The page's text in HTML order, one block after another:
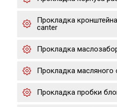
Прокладка
canter
Прокладка
Прокладка масляного
Прокладка пробки